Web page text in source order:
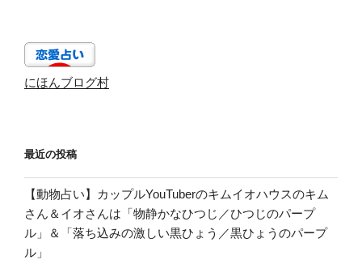
にほんブログ村
最近の投稿
【動物占い】カップルYouTuberのキムイオハウスのキム
さん＆イオさんは「物静かなひつじ／ひつじのパープ
ル」＆「落ち込みの激しい黒ひょう／黒ひょうのパープ
ル」